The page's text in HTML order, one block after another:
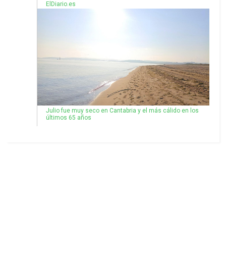
ElDiario.es
Julio fue muy seco en Cantabria y el más cálido en los
últimos 65 años